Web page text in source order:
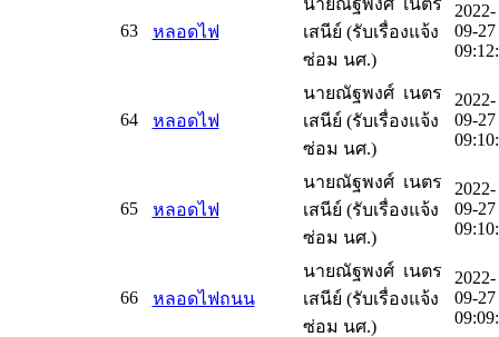
63 หลอดไฟ
นายณัฐพงศ์ เนตร
เสนีย์ (รับเรื่องแจ้ง
ซ่อม นศ.)
2022-
09-27
64 หลอดไฟ
นายณัฐพงศ์ เนตร
เสนีย์ (รับเรื่องแจ้ง
ซ่อม นศ.)
2022-
09-27
65 หลอดไฟ
นายณัฐพงศ์ เนตร
เสนีย์ (รับเรื่องแจ้ง
ซ่อม นศ.)
2022-
09-27
66 หลอดไฟถนน
นายณัฐพงศ์ เนตร
เสนีย์ (รับเรื่องแจ้ง
ซ่อม นศ.)
2022-
09-27